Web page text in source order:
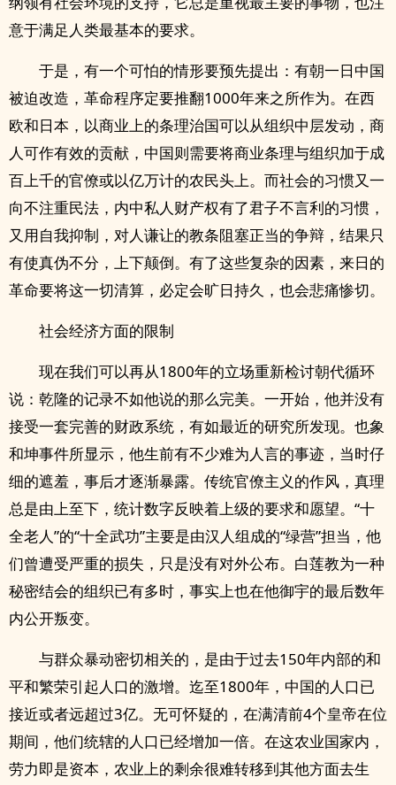
意于满足人类最基本的要求。
于是，有一个可怕的情形要预先提出：有朝一日中国
被迫改造，革命程序定要推翻1000年来之所作为。在西
欧和日本，以商业上的条理治国可以从组织中层发动，商
人可作有效的贡献，中国则需要将商业条理与组织加于成
百上千的官僚或以亿万计的农民头上。而社会的习惯又一
向不注重民法，内中私人财产权有了君子不言利的习惯，
又用自我抑制，对人谦让的教条阻塞正当的争辩，结果只
有使真伪不分，上下颠倒。有了这些复杂的因素，来日的
革命要将这一切清算，必定会旷日持久，也会悲痛惨切。
社会经济方面的限制
现在我们可以再从1800年的立场重新检讨朝代循环
说：乾隆的记录不如他说的那么完美。一开始，他并没有
接受一套完善的财政系统，有如最近的研究所发现。也象
和坤事件所显示，他生前有不少难为人言的事迹，当时仔
细的遮羞，事后才逐渐暴露。传统官僚主义的作风，真理
总是由上至下，统计数字反映着上级的要求和愿望。“十
全老人”的“十全武功”主要是由汉人组成的“绿营”担当，他
们曾遭受严重的损失，只是没有对外公布。白莲教为一种
秘密结会的组织已有多时，事实上也在他御宇的最后数年
内公开叛变。
与群众暴动密切相关的，是由于过去150年内部的和
平和繁荣引起人口的激增。迄至1800年，中国的人口已
接近或者远超过3亿。无可怀疑的，在满清前4个皇帝在位
期间，他们统辖的人口已经增加一倍。在这农业国家内，
劳力即是资本，农业上的剩余很难转移到其他方面去生